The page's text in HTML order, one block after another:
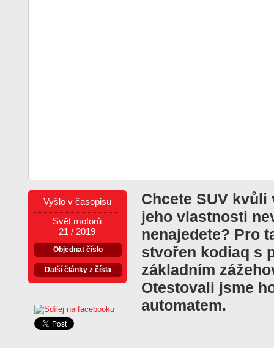
Chcete SUV kvůli
jeho vlastnosti
nenajedete? Pro
stvořen kodiaq s
základním
Otestovali jsme
automatem.
Vyšlo v časopisu
Svět motorů
21 / 2019
Objednat číslo
Další články z čísla